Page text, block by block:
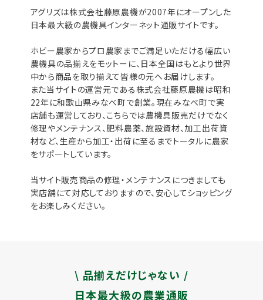
アグリズは株式会社藤原農機が2007年にオープンした
日本最大級の農機具インターネット通販サイトです。
ホビー農家からプロ農家までご満足いただける幅広い
農機具の品揃えをモットーに、日本全国はもとより世界
中から商品を取り揃えて皆様の元へお届けします。
また当サイトの運営元である株式会社藤原農機は昭和
22年に和歌山県みなべ町で創業。現在みなべ町で実
店舗も運営しており、こちらでは農機具販売だけでなく
修理やメンテナンス、肥料農薬、施設資材、加工出荷資
材など、生産から加工・出荷に至るまでトータルに農家
をサポートしています。
当サイト販売商品の修理・メンテナンスにつきましても
実店舗にて対応しておりますので、安心してショッピング
をお楽しみください。
\ 品揃えだけじゃない /
日本最大級の農業通販